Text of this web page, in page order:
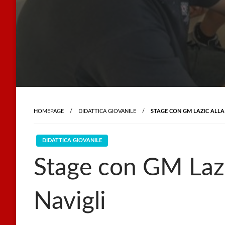
HOMEPAGE DIDATTICA GIOVANILE STAGE CON GM LAZIC
DIDATTICA GIOVANILE
Stage con GM
Navigli